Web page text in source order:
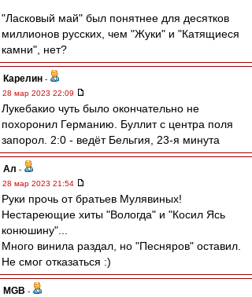
"Ласковый май" был понятнее для десятков
миллионов русских, чем "Жуки" и "Катящиеся
камни", нет?
Карелин -
28 мар 2023 22:09
Лукебакио чуть было окончательно не
похоронил Германию. Буллит с центра поля
запорол. 2:0 - ведёт Бельгия, 23-я минута
Ал -
28 мар 2023 21:54
Руки прочь от братьев Мулявиных!
Нестареющие хиты "Вологда" и "Косил Ясь
конюшину"...
Много винила раздал, но "Песняров" оставил.
Не смог отказаться :)
MGB -